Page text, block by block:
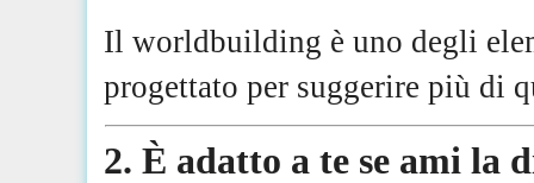
Il worldbuilding è uno degli
progettato per suggerire più di
2. È adatto a te se ami la